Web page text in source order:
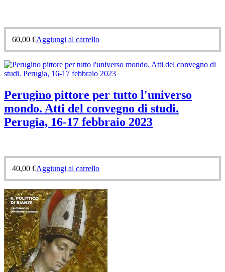
60,00 €Aggiungi al carrello
Perugino pittore per tutto l'universo
mondo. Atti del convegno di studi.
Perugia, 16-17 febbraio 2023
40,00 €Aggiungi al carrello